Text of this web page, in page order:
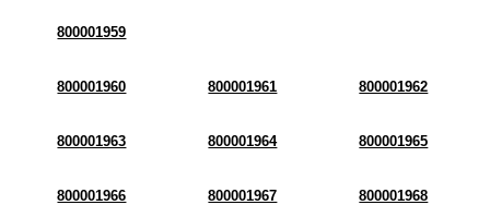
800001959
800001960 800001961 800001962
800001963 800001964 800001965
800001966 800001967 800001968